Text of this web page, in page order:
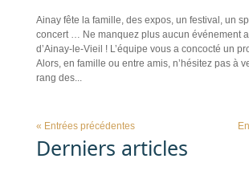
Ainay fête la famille, des expos, un festival, un
concert … Ne manquez plus aucun événement
d’Ainay-le-Vieil ! L’équipe vous a concocté un
Alors, en famille ou entre amis, n’hésitez pas à
rang des...
« Entrées précédentes
Derniers articles